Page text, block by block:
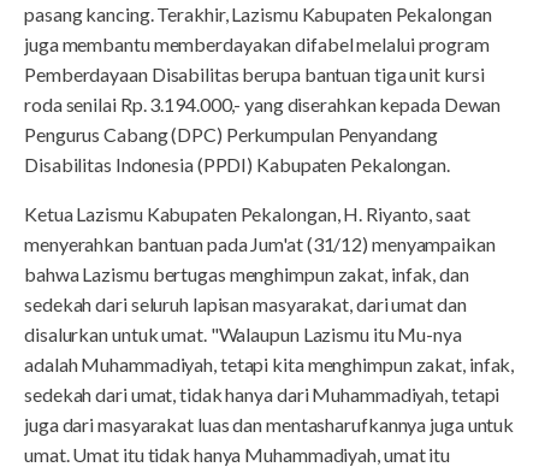
pasang kancing. Terakhir, Lazismu Kabupaten Pekalongan
juga membantu memberdayakan difabel melalui program
Pemberdayaan Disabilitas berupa bantuan tiga unit kursi
roda senilai Rp. 3.194.000,- yang diserahkan kepada Dewan
Pengurus Cabang (DPC) Perkumpulan Penyandang
Disabilitas Indonesia (PPDI) Kabupaten Pekalongan.
Ketua Lazismu Kabupaten Pekalongan, H. Riyanto, saat
menyerahkan bantuan pada Jum'at (31/12) menyampaikan
bahwa Lazismu bertugas menghimpun zakat, infak, dan
sedekah dari seluruh lapisan masyarakat, dari umat dan
disalurkan untuk umat. "Walaupun Lazismu itu Mu-nya
adalah Muhammadiyah, tetapi kita menghimpun zakat, infak,
sedekah dari umat, tidak hanya dari Muhammadiyah, tetapi
juga dari masyarakat luas dan mentasharufkannya juga untuk
umat. Umat itu tidak hanya Muhammadiyah, umat itu